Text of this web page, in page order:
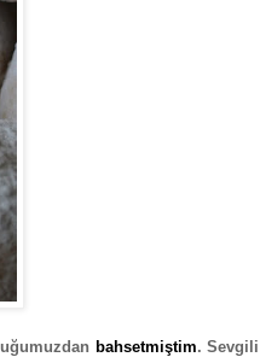
bahsetmiştim. Sevgili